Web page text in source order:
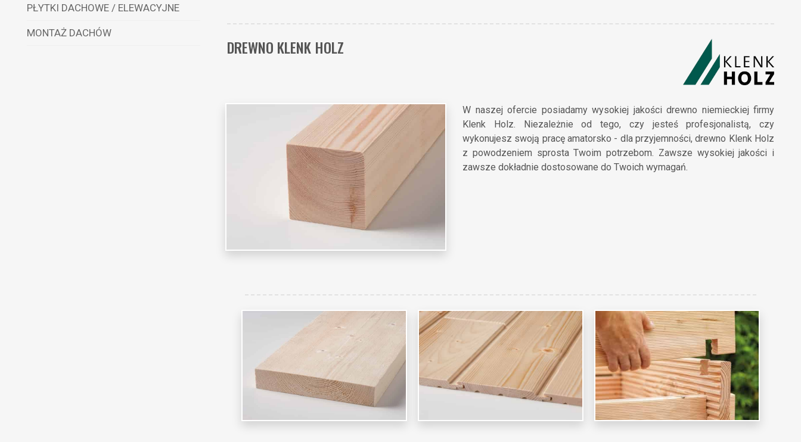
DREWNO KLENK HOLZ
W naszej ofercie posiadamy wysokiej jakości drewno niemieckiej firmy
Klenk Holz. Niezależnie od tego, czy jesteś profesjonalistą, czy
wykonujesz swoją pracę amatorsko - dla przyjemności, drewno Klenk Holz
z powodzeniem sprosta Twoim potrzebom. Zawsze wysokiej jakości i
zawsze dokładnie dostosowane do Twoich wymagań.
PŁYTKI DACHOWE / ELEWACYJNE
MONTAŻ DACHÓW